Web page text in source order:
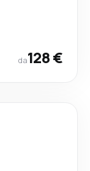
da128 €